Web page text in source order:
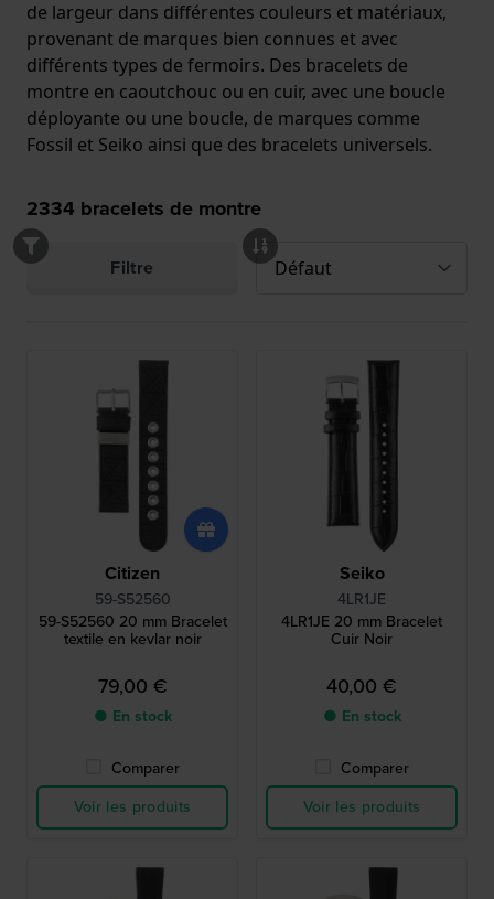
de largeur dans différentes couleurs et matériaux,
provenant de marques bien connues et avec
différents types de fermoirs. Des bracelets de
montre en caoutchouc ou en cuir, avec une boucle
déployante ou une boucle, de marques comme
Fossil et Seiko ainsi que des bracelets universels.
2334 bracelets de montre
Filtre
Citizen
59-S52560
59-S52560 20 mm Bracelet
textile en kevlar noir
79,00 €
● En stock
Comparer
Voir les produits
Seiko
4LR1JE
4LR1JE 20 mm Bracelet
Cuir Noir
40,00 €
● En stock
Comparer
Voir les produits